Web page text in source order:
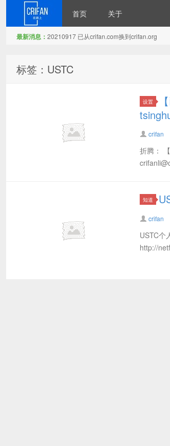
首页 关于
最新消息： 20210917 已从crifan.com换到crifan.org
标签：USTC
设置
crifan
折腾：
知道
crifan
USTC个
http://